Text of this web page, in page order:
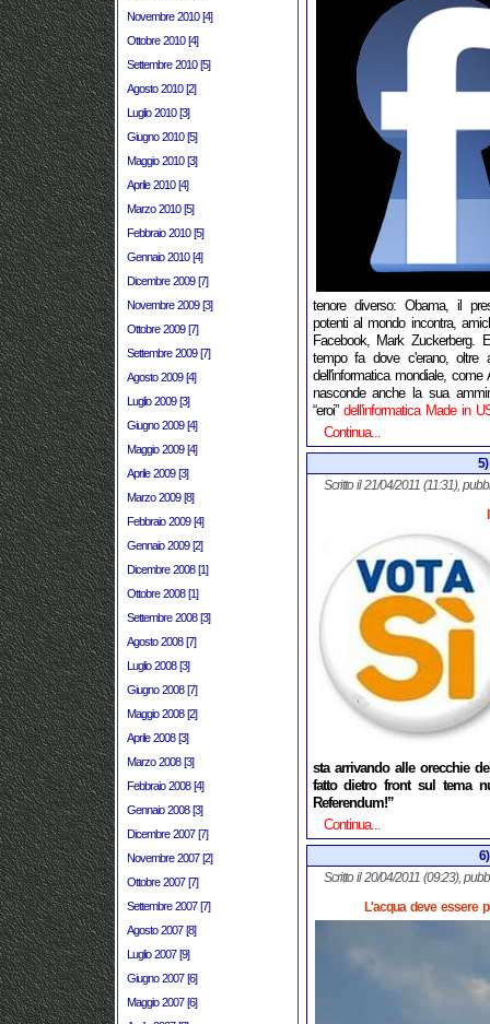
Novembre 2010 [4]
Ottobre 2010 [4]
Settembre 2010 [5]
Agosto 2010 [2]
Luglio 2010 [3]
Giugno 2010 [5]
Maggio 2010 [3]
Aprile 2010 [4]
Marzo 2010 [5]
Febbraio 2010 [5]
Gennaio 2010 [4]
Dicembre 2009 [7]
Novembre 2009 [3]
Ottobre 2009 [7]
Settembre 2009 [7]
Agosto 2009 [4]
Luglio 2009 [3]
Giugno 2009 [4]
Maggio 2009 [4]
Aprile 2009 [3]
Marzo 2009 [8]
Febbraio 2009 [4]
Gennaio 2009 [2]
Dicembre 2008 [1]
Ottobre 2008 [1]
Settembre 2008 [3]
Agosto 2008 [7]
Luglio 2008 [3]
Giugno 2008 [7]
Maggio 2008 [2]
Aprile 2008 [3]
Marzo 2008 [3]
Febbraio 2008 [4]
Gennaio 2008 [3]
Dicembre 2007 [7]
Novembre 2007 [2]
Ottobre 2007 [7]
Settembre 2007 [7]
Agosto 2007 [8]
Luglio 2007 [9]
Giugno 2007 [6]
Maggio 2007 [6]
tenore diverso: Obama, il
potenti al mondo incontra,
Facebook, Mark
tempo fa dove c'erano, oltre
dell'informatica mondiale,
nasconde anche la sua
“eroi” dell'informatica Made in
Continua...
Scritto il 21/04/2011 (11:31),
sta arrivando alle orecchie
fatto dietro front sul tema
Referendum!”
Continua...
Scritto il 20/04/2011 (09:23),
L'acqua deve essere